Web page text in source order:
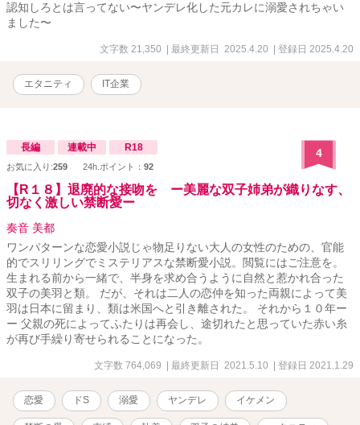
認知しろとは言ってない〜ヤンデレ化した元カレに溺愛されちゃい
ました〜
文字数 21,350 | 最終更新日 2025.4.20 | 登録日 2025.4.20
エタニティ IT企業
長編 連載中 R18
お気に入り:259 24h.ポイント： 92
4
【R１８】退廃的な接吻を ー美麗な双子姉弟が織りなす、
切なく激しい禁断愛ー
奏音 美都
ワンパターンな恋愛小説じゃ物足りない大人の女性のための、官能
的でスリリングでミステリアスな禁断愛小説。閲覧にはご注意を。
生まれる前から一緒で、半身を求め合うように自然と惹かれ合った
双子の美羽と類。 だが、それは二人の恋仲を知った両親によって美
羽は日本に留まり、類は米国へと引き離された。 それから１０年ー
ー 父親の死によってふたりは再会し、途切れたと思っていた赤い糸
が再び手繰り寄せられることになった。
文字数 764,069 | 最終更新日 2021.5.10 | 登録日 2021.1.29
恋愛 ドS 溺愛 ヤンデレ イケメン